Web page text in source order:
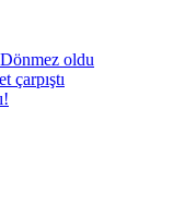
oldu
çarpıştı